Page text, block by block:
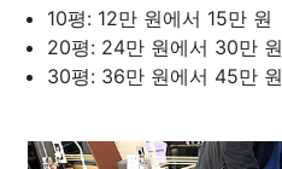
10평: 12만 원에서 15만 원
20평: 24만 원에서 30만 원
30평: 36만 원에서 45만 원